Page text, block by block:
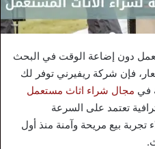
دون إضاعة الوقت في البحث
فإن شركة ريفيرني توفر لك
في مجال شراء اثاث مستعمل
تعتمد على السرعة
تجربة بيع مريحة وآمنة منذ أول